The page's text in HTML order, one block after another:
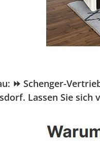
⏩ Schenger-
Lassen Sie sich